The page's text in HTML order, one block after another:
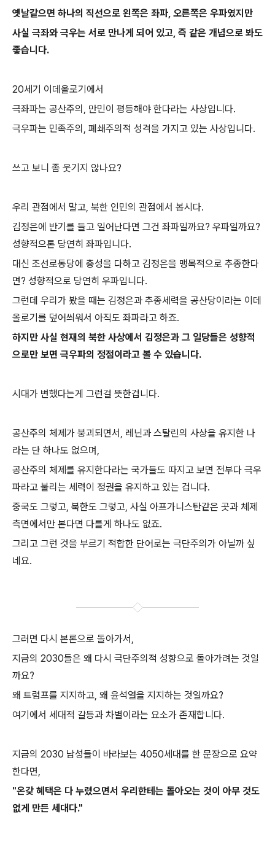
옛날같으면 하나의 직선으로 왼쪽은 좌파, 오른쪽은 우파였지만
사실 극좌와 극우는 서로 만나게 되어 있고, 즉 같은 개념으로 봐도
좋습니다.
20세기 이데올로기에서
극좌파는 공산주의, 만민이 평등해야 한다라는 사상입니다.
극우파는 민족주의, 폐쇄주의적 성격을 가지고 있는 사상입니다.
쓰고 보니 좀 웃기지 않나요?
우리 관점에서 말고, 북한 인민의 관점에서 봅시다.
김정은에 반기를 들고 일어난다면 그건 좌파일까요? 우파일까요?
성향적으론 당연히 좌파입니다.
대신 조선로동당에 충성을 다하고 김정은을 맹목적으로 추종한다
면? 성향적으로 당연히 우파입니다.
그런데 우리가 봤을 때는 김정은과 추종세력을 공산당이라는 이데
올로기를 덮어씌워서 아직도 좌파라고 하죠.
하지만 사실 현재의 북한 사상에서 김정은과 그 일당들은 성향적
으로만 보면 극우파의 정점이라고 볼 수 있습니다.
시대가 변했다는게 그런걸 뜻한겁니다.
공산주의 체제가 붕괴되면서, 레닌과 스탈린의 사상을 유지한 나
라는 단 하나도 없으며,
공산주의 체제를 유지한다라는 국가들도 따지고 보면 전부다 극우
파라고 불리는 세력이 정권을 유지하고 있는 겁니다.
중국도 그렇고, 북한도 그렇고, 사실 아프가니스탄같은 곳과 체제
측면에서만 본다면 다를게 하나도 없죠.
그리고 그런 것을 부르기 적합한 단어로는 극단주의가 아닐까 싶
네요.
그러면 다시 본론으로 돌아가서,
지금의 2030들은 왜 다시 극단주의적 성향으로 돌아가려는 것일
까요?
왜 트럼프를 지지하고, 왜 윤석열을 지지하는 것일까요?
여기에서 세대적 갈등과 차별이라는 요소가 존재합니다.
지금의 2030 남성들이 바라보는 4050세대를 한 문장으로 요약
한다면,
"온갖 혜택은 다 누렸으면서 우리한테는 돌아오는 것이 아무 것도
없게 만든 세대다."